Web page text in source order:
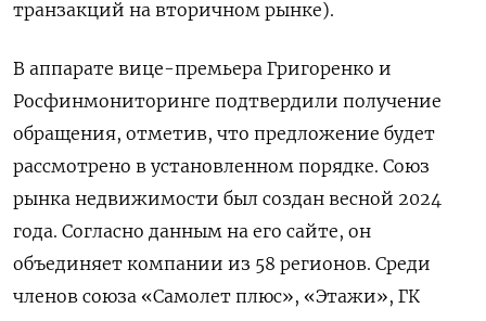
транзакций на вторичном рынке).
В аппарате вице-премьера Григоренко и
Росфинмониторинге подтвердили получение
обращения, отметив, что предложение будет
рассмотрено в установленном порядке. Союз
рынка недвижимости был создан весной 2024
года. Согласно данным на его сайте, он
объединяет компании из 58 регионов. Среди
членов союза «Самолет плюс», «Этажи», ГК